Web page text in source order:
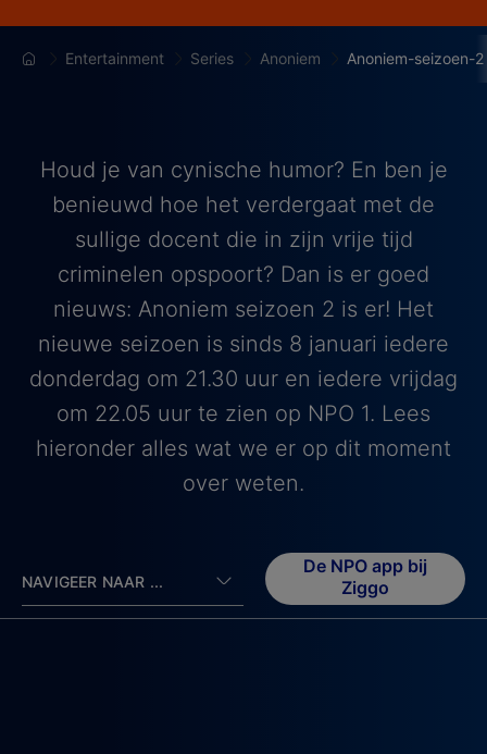
Entertainment Series Anoniem Anoniem-seizoen-2
Houd je van cynische humor? En ben je
benieuwd hoe het verdergaat met de
sullige docent die in zijn vrije tijd
criminelen opspoort? Dan is er goed
nieuws: Anoniem seizoen 2 is er! Het
nieuwe seizoen is sinds 8 januari iedere
donderdag om 21.30 uur en iedere vrijdag
om 22.05 uur te zien op NPO 1. Lees
hieronder alles wat we er op dit moment
over weten.
NAVIGEER NAAR ...
De NPO app bij
Ziggo